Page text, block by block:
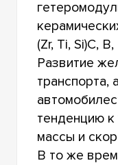
(Zr, Ti, Si)С,
Развитие
транспорта,
тенденцию
массы и
В то же